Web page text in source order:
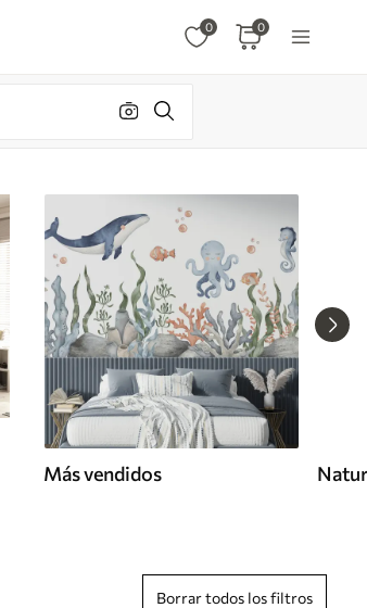
0 0
Más vendidos
Borrar todos los filtros